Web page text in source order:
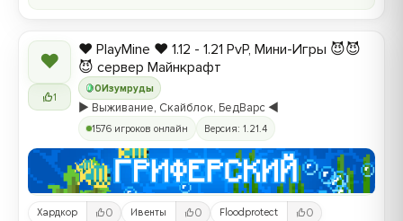
❤
1
0Изумруды
❤️ PlayMine ❤️ 1.12 - 1.21 PvP, Мини-Игры 😈😈
😈 сервер Майнкрафт
▶️ Выживание, Скайблок, БедВарс ◀️
1576 игроков онлайн Версия: 1.21.4
Хардкор 0 Ивенты 0 Floodprotect 0